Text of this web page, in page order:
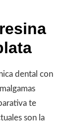
dental con
te
son la